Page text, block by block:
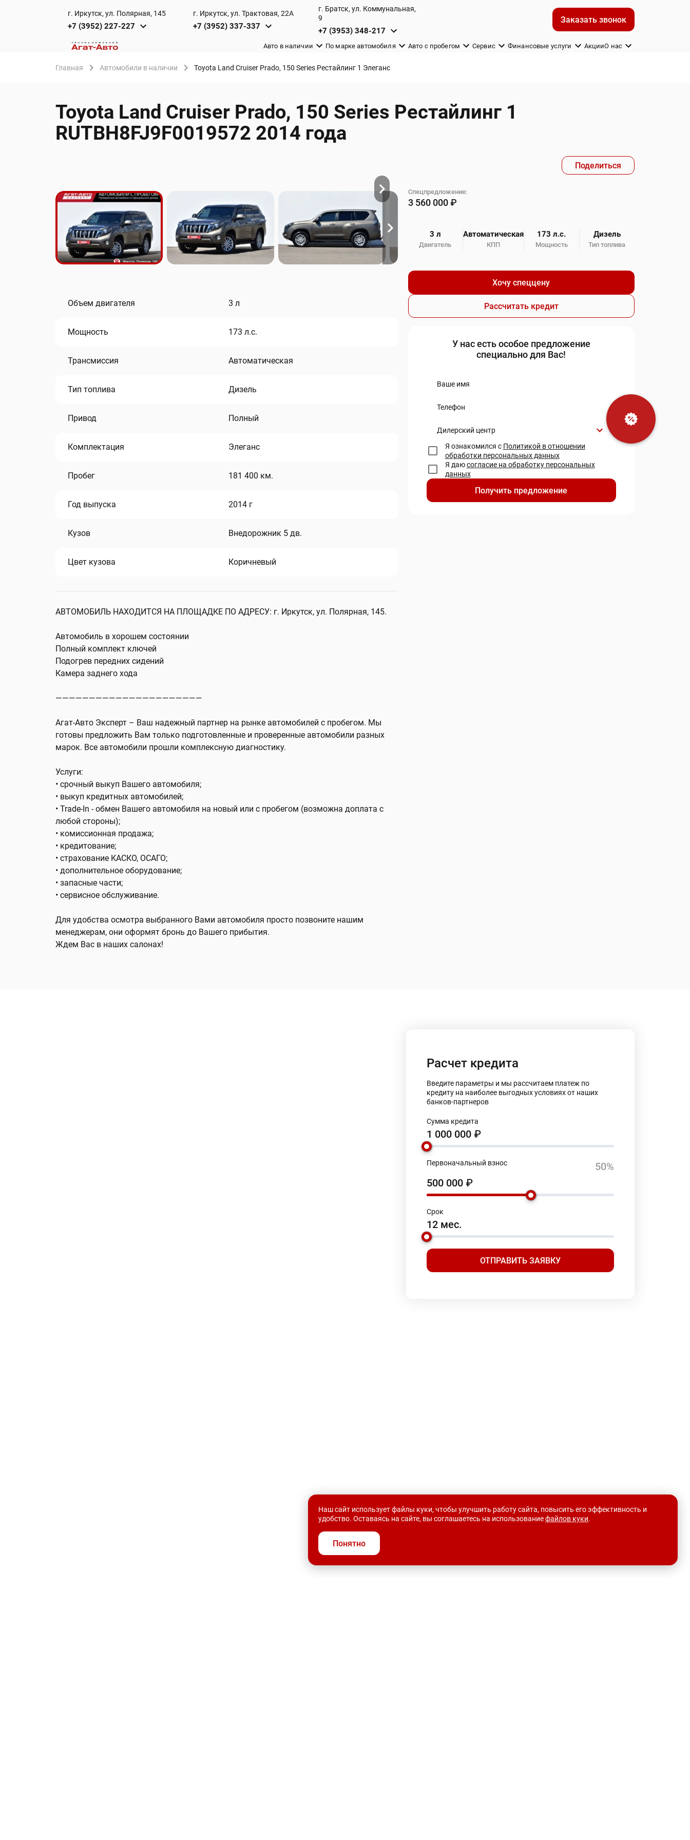
г. Иркутск, ул. Полярная, 145
+7 (3952) 227-227
г. Иркутск, ул. Трактовая, 22А
+7 (3952) 337-337
г. Братск, ул. Коммунальная,
9
+7 (3953) 348-217
Заказать звонок
Авто в наличии По марке автомобиля Авто c пробегом Сервис Финансовые услуги АкцииО нас
Главная Автомобили в наличии Toyota Land Cruiser Prado, 150 Series Рестайлинг 1 Элеганс
Toyota Land Cruiser Prado, 150 Series Рестайлинг 1
RUTBH8FJ9F0019572 2014 года
Поделиться
Объем двигателя 3 л
Мощность 173 л.с.
Трансмиссия Автоматическая
Тип топлива Дизель
Привод Полный
Комплектация Элеганс
Пробег 181 400 км.
Год выпуска 2014 г
Кузов Внедорожник 5 дв.
Цвет кузова Коричневый
АВТОМОБИЛЬ НАХОДИТСЯ НА ПЛОЩАДКЕ ПО АДРЕСУ: г. Иркутск, ул. Полярная, 145.
Автомобиль в хорошем состоянии
Полный комплект ключей
Подогрев передних сидений
Камера заднего хода
——————————————————————
Агат-Авто Эксперт – Ваш надежный партнер на рынке автомобилей с пробегом. Мы
готовы предложить Вам только подготовленные и проверенные автомобили разных
марок. Все автомобили прошли комплексную диагностику.
Услуги:
• срочный выкуп Вашего автомобиля;
• выкуп кредитных автомобилей;
• Trade-In - обмен Вашего автомобиля на новый или с пробегом (возможна доплата с
любой стороны);
• комиссионная продажа;
• кредитование;
• страхование КАСКО, ОСАГО;
• дополнительное оборудование;
• запасные части;
• сервисное обслуживание.
Для удобства осмотра выбранного Вами автомобиля просто позвоните нашим
менеджерам, они оформят бронь до Вашего прибытия.
Ждем Вас в наших салонах!
Спецпредложение:
3 560 000₽
3 л
Двигатель
Автоматическая
КПП
173 л.с.
Мощность
Дизель
Тип топлива
Хочу спеццену
Рассчитать кредит
У нас есть особое предложение
специально для Вас!
Ваше имя
Телефон
Дилерский центр
Я ознакомился с Политикой в отношении
обработки персональных данных
Я даюсогласие на обработку персональных
данных
Получить предложение
Расчет кредита
Введите параметры и мы рассчитаем платеж по
кредиту на наиболее выгодных условиях от наших
банков-партнеров
Сумма кредита
1 000 000 ₽
Первоначальный взнос
50%
500 000 ₽
Срок
12 мес.
ОТПРАВИТЬ ЗАЯВКУ
Наш сайт использует файлы куки, чтобы улучшить работу сайта, повысить его эффективность и
удобство. Оставаясь на сайте, вы соглашаетесь на использованиефайлов куки.
Понятно
Выгодный Трейд-ин